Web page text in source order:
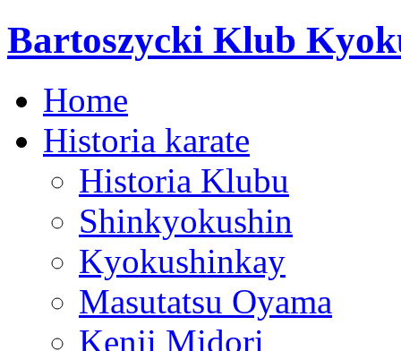
Bartoszycki Klub
Home
Historia karate
Historia Klubu
Shinkyokushin
Kyokushinkay
Masutatsu Oyama
Kenji Midori